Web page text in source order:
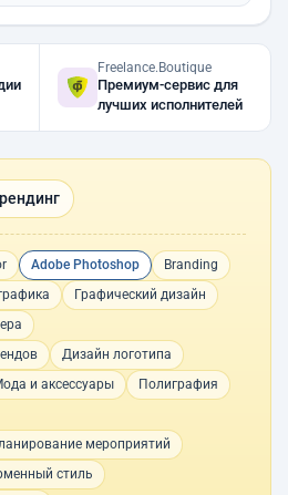
Freelance.Boutique
Премиум-сервис для
лучших исполнителей
Adobe Photoshop
Branding
Графический дизайн
Дизайн логотипа
и аксессуары
Полиграфия
мероприятий
стиль